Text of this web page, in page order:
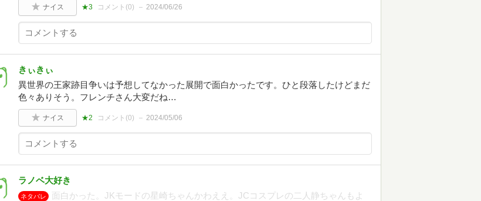
ナイス ★3 コメント(0) 2024/06/26
きぃきぃ
異世界の王家跡目争いは予想してなかった展開で面白かったです。ひと段落したけどまだ
色々ありそう。フレンチさん大変だね…
ナイス ★2 コメント(0) 2024/05/06
ラノベ大好き
ネタバレ
面白かった。JKモードの星崎ちゃんかわええ。JCコスプレの二人静ちゃんもよ